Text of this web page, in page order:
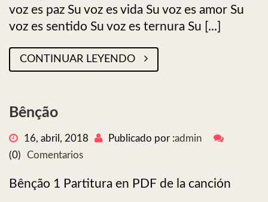
voz es paz Su voz es vida Su voz es amor Su
voz es sentido Su voz es ternura Su [...]
CONTINUAR LEYENDO
Bênção
16, abril, 2018 Publicado por :admin
(0)
Comentarios
Bênção 1 Partitura en PDF de la canción